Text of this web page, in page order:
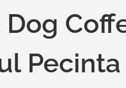
Pecinta